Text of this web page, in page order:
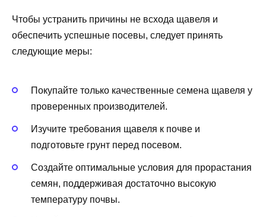
Чтобы устранить причины не всхода щавеля и
обеспечить успешные посевы, следует принять
следующие меры:
Покупайте только качественные семена щавеля у
проверенных производителей.
Изучите требования щавеля к почве и
подготовьте грунт перед посевом.
Создайте оптимальные условия для прорастания
семян, поддерживая достаточно высокую
температуру почвы.